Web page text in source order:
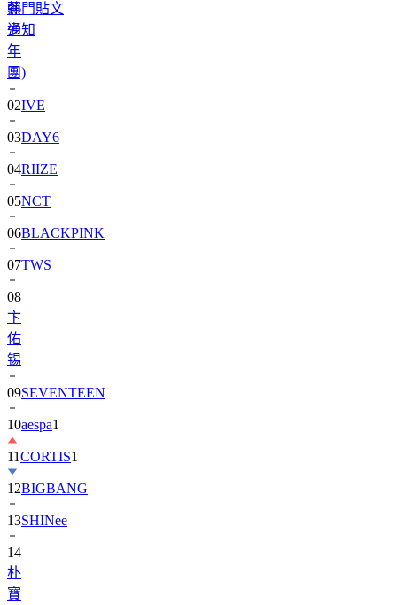
熱門貼文
通知
彈
少
年
團)
02IVE
03DAY6
04RIIZE
05NCT
06BLACKPINK
07TWS
08
卞
佑
锡
09SEVENTEEN
10aespa1
11CORTIS1
12BIGBANG
13SHINee
14
朴
寶